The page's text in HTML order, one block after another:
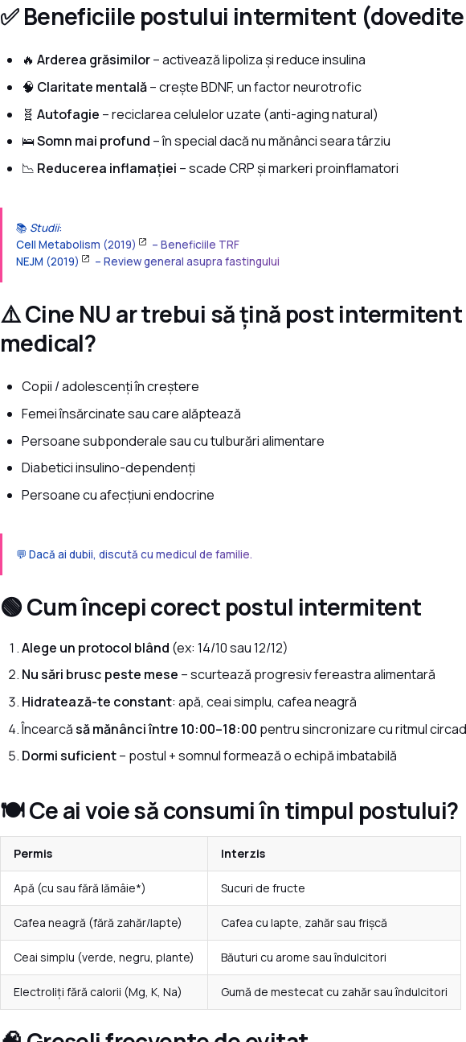
✅ Beneficiile postului intermitent
🔥 Arderea grăsimilor– activează lipoliza și reduce insulina
🧠 Claritate mentală– crește BDNF, un factor neurotrofic
🧬 Autofagie – reciclarea celulelor uzate (anti-aging natural)
🛌Somn mai profund – în special dacă nu mănânci seara târziu
📉 Reducerea inflamației – scade CRP și markeri proinflamatori
📚 Studii:
Cell Metabolism (2019)
– Beneficiile TRF
NEJM (2019)
– Review general asupra fastingului
⚠️ Cine NU ar trebui să țină post intermitent
medical?
Copii / adolescenți în creștere
Femei însărcinate sau care alăptează
Persoane subponderale sau cu tulburări alimentare
Diabetici insulino-dependenți
Persoane cu afecțiuni endocrine
💬 Dacă ai dubii, discută cu medicul de familie.
🟢 Cum începi corect postul intermitent
Alege un protocol blând (ex: 14/10 sau 12/12)
Nu sări brusc peste mese – scurtează progresiv fereastra alimentară
Hidratează-te constant: apă, ceai simplu, cafea neagră
Încearcăsă mănânci între 10:00–18:00 pentru sincronizare cu ritmul
Dormi suficient– postul + somnul formează o echipă imbatabilă
🍽️ Ce ai voie să consumi în timpul postului?
Permis Interzis
Apă (cu sau fără lămâie*) Sucuri de fructe
Cafea neagră (fără zahăr/lapte) Cafea cu lapte, zahăr sau frișcă
Ceai simplu (verde, negru, plante) Băuturi cu arome sau îndulcitori
Electroliți fără calorii (Mg, K, Na) Gumă de mestecat cu zahăr sau îndulcitori